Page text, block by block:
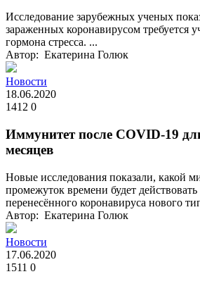
Исследование зарубежных ученых
зараженных коронавирусом требуется
гормона стресса. ...
Автор: Екатерина Голюк
Новости
18.06.2020
1412 0
Иммунитет после COVID-19
месяцев
Новые исследования показали, какой
промежуток времени будет
перенесённого коронавируса нового
Автор: Екатерина Голюк
Новости
17.06.2020
1511 0